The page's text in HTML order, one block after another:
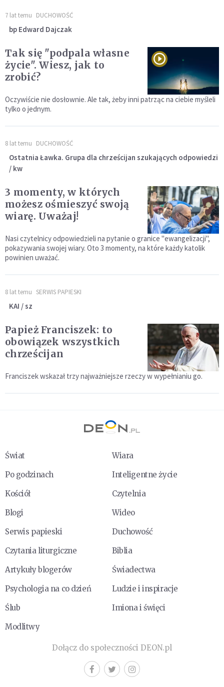
7 lat temu DUCHOWOŚĆ
bp Edward Dajczak
Tak się "podpala własne
życie". Wiesz, jak to
zrobić?
Oczywiście nie dosłownie. Ale tak, żeby inni patrząc na ciebie myśleli
tylko o jednym.
8 lat temu DUCHOWOŚĆ
Ostatnia Ławka. Grupa dla chrześcijan szukających odpowiedzi
/ kw
3 momenty, w których
możesz ośmieszyć swoją
wiarę. Uważaj!
Nasi czytelnicy odpowiedzieli na pytanie o granice "ewangelizacji",
pokazywania swojej wiary. Oto 3 momenty, na które każdy katolik
powinien uważać.
8 lat temu SERWIS PAPIESKI
KAI / sz
Papież Franciszek: to
obowiązek wszystkich
chrześcijan
Franciszek wskazał trzy najważniejsze rzeczy w wypełnianiu go.
Świat
Wiara
Po godzinach
Inteligentne życie
Kościół
Czytelnia
Blogi
Wideo
Serwis papieski
Duchowość
Czytania liturgiczne
Biblia
Artykuły blogerów
Świadectwa
Psychologia na co dzień
Ludzie i inspiracje
Ślub
Imiona i święci
Modlitwy
Dołącz do społeczności DEON.pl